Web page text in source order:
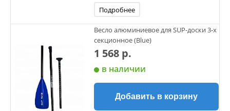
Подробнее
Весло алюминиевое для SUP-доски 3-х
секционное (Blue)
1 568 р.
в наличии
Добавить в корзину